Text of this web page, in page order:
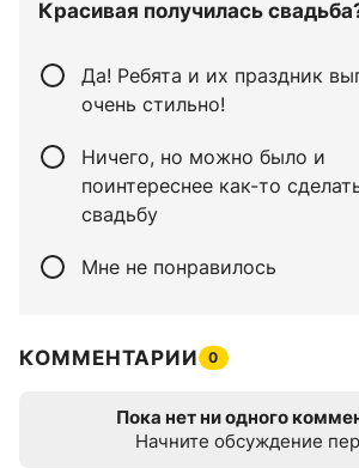
Красивая получилась
Да! Ребята и их праздник
очень стильно!
Ничего, но можно было и
поинтереснее как-то
свадьбу
Мне не понравилось
КОММЕНТАРИИ 0
Пока нет ни одного
Начните обсуждение